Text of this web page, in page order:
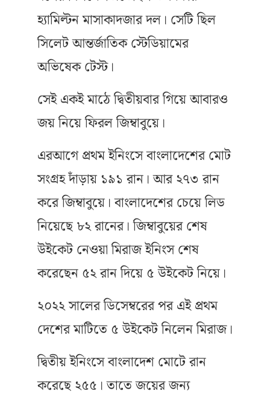
হ্যামিল্টন মাসাকাদজার দল। সেটি ছিল
সিলেট আন্তর্জাতিক স্টেডিয়ামের
অভিষেক টেস্ট।
সেই একই মাঠে দ্বিতীয়বার গিয়ে আবারও
জয় নিয়ে ফিরল জিম্বাবুয়ে।
এরআগে প্রথম ইনিংসে বাংলাদেশের মোট
সংগ্রহ দাঁড়ায় ১৯১ রান। আর ২৭৩ রান
করে জিম্বাবুয়ে। বাংলাদেশের চেয়ে লিড
নিয়েছে ৮২ রানের। জিম্বাবুয়ের শেষ
উইকেট নেওয়া মিরাজ ইনিংস শেষ
করেছেন ৫২ রান দিয়ে ৫ উইকেট নিয়ে।
২০২২ সালের ডিসেম্বরের পর এই প্রথম
দেশের মাটিতে ৫ উইকেট নিলেন মিরাজ।
দ্বিতীয় ইনিংসে বাংলাদেশ মোটে রান
করেছে ২৫৫। তাতে জয়ের জন্য